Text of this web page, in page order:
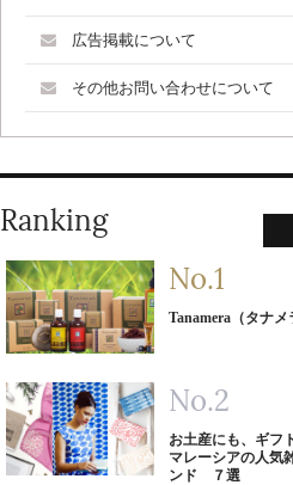
広告掲載について
その他お問い合わせについて
Ranking
Tanamera（タナメ
お土産にも、ギフ
マレーシアの人気
ンド ７選